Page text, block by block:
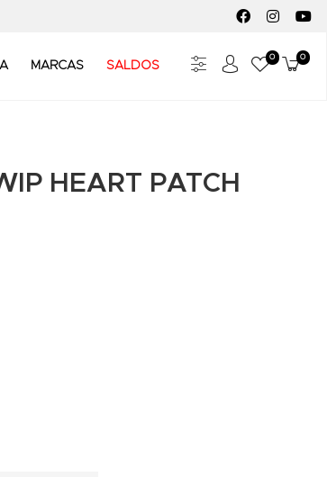
FACEBOOK
MARCAS SALDOS Meus
0 0
HEART PATCH